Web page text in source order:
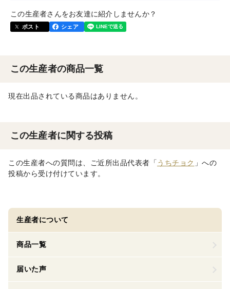
この生産者さんをお友達に紹介しませんか？
ポスト シェア
この生産者の商品一覧
現在出品されている商品はありません。
この生産者に関する投稿
この生産者への質問は、ご近所出品代表者「 うちチョク 」への
投稿から受け付けています。
生産者について
商品一覧
届いた声